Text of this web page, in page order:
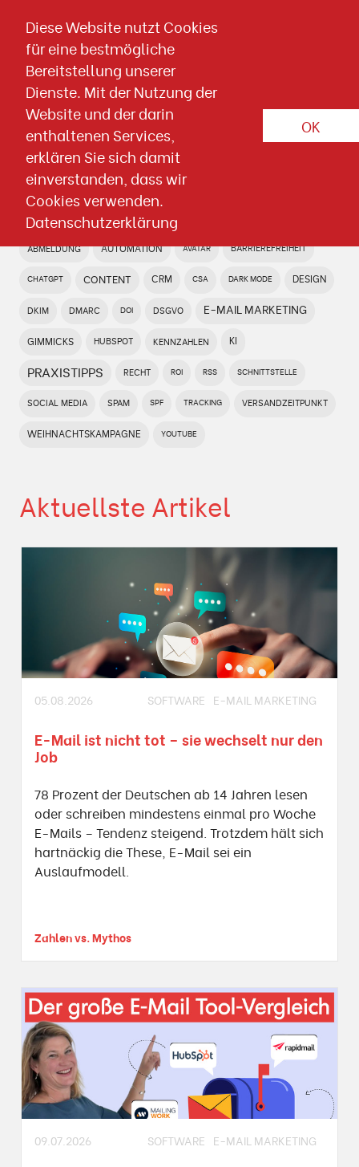
Diese Website nutzt Cookies
für eine bestmögliche
Bereitstellung unserer
Dienste. Mit der Nutzung der
Website und der darin
enthaltenen Services,
erklären Sie sich damit
einverstanden, dass wir
Cookies verwenden.
Datenschutzerklärung
OK
Wissen & Downloads
Wissen & Downloads
Geballtes Fachwissen für erfolgreiche E-Mail
Kampagnen
ABMELDUNG AUTOMATION AVATAR BARRIEREFREIHEIT
CHATGPT CONTENT CRM CSA DARK MODE DESIGN
DKIM DMARC DOI DSGVO E-MAIL MARKETING
GIMMICKS HUBSPOT KENNZAHLEN KI
PRAXISTIPPS RECHT ROI RSS SCHNITTSTELLE
SOCIAL MEDIA SPAM SPF TRACKING VERSANDZEITPUNKT
WEIHNACHTSKAMPAGNE YOUTUBE
Aktuellste Artikel
05.08.2026 SOFTWARE E-MAIL MARKETING
E-Mail ist nicht tot – sie wechselt nur den
Job
78 Prozent der Deutschen ab 14 Jahren lesen
oder schreiben mindestens einmal pro Woche
E-Mails – Tendenz steigend. Trotzdem hält sich
hartnäckig die These, E-Mail sei ein
Auslaufmodell.
Zahlen vs. Mythos
09.07.2026 SOFTWARE E-MAIL MARKETING